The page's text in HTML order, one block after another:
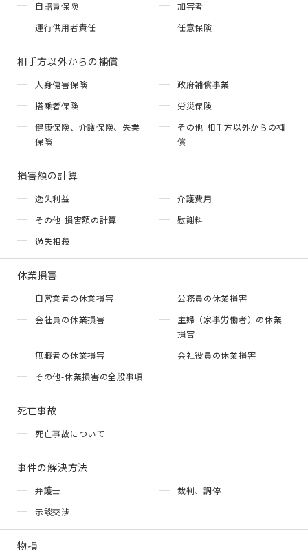
自賠責保険
加害者
運行供用者責任
任意保険
相手方以外からの補償
人身傷害保険
政府補償事業
搭乗者保険
労災保険
健康保険、介護保険、失業
保険
その他-相手方以外からの補
償
損害額の計算
逸失利益
介護費用
その他-損害額の計算
慰謝料
過失相殺
休業損害
自営業者の休業損害
公務員の休業損害
会社員の休業損害
主婦（家事労働者）の休業
損害
無職者の休業損害
会社役員の休業損害
その他-休業損害の全般事項
死亡事故
死亡事故について
事件の解決方法
弁護士
裁判、調停
示談交渉
物損